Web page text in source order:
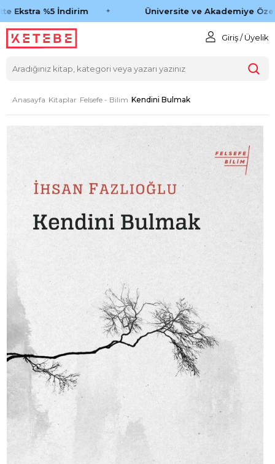
Ekstra %5 İndirim Üniversite ve Akademiye Özel
Giriş / Üyelik
Anasayfa Kitaplar Felsefe - Bilim Kendini Bulmak